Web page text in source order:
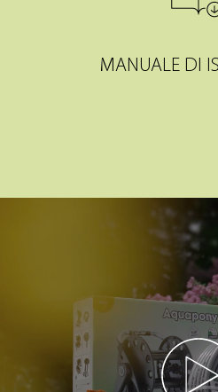
MANUALE DI